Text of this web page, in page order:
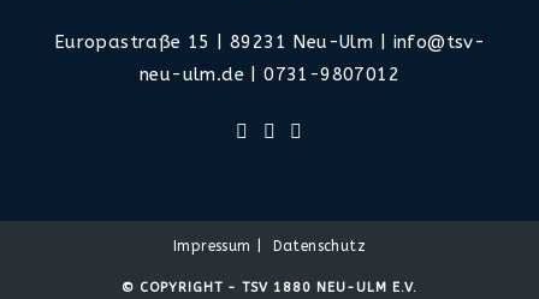
Europastraße 15 | 89231 Neu-Ulm | info@tsv-
neu-ulm.de | 0731-9807012
Impressum Datenschutz
© COPYRIGHT - TSV 1880 NEU-ULM E.V.